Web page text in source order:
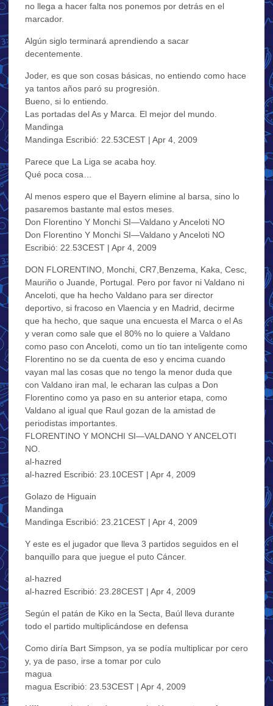
no llega a hacer falta nos ponemos por detrás en el
marcador.
Algún siglo terminará aprendiendo a sacar
decentemente.
Joder, es que son cosas básicas, no entiendo como hace
ya tantos años paró su progresión.
Bueno, si lo entiendo.
Las portadas del As y Marca. El mejor del mundo.
Mandinga
Mandinga Escribió: 22.53CEST | Apr 4, 2009
Parece que La Liga se acaba hoy.
Qué poca cosa…
Al menos espero que el Bayern elimine al barsa, sino lo
pasaremos bastante mal estos meses.
Don Florentino Y Monchi SI—Valdano y Anceloti NO
Don Florentino Y Monchi SI—Valdano y Anceloti NO
Escribió: 22.53CEST | Apr 4, 2009
DON FLORENTINO, Monchi, CR7,Benzema, Kaka, Cesc,
Mauriño o Juande, Portugal. Pero por favor ni Valdano ni
Anceloti, que ha hecho Valdano para ser director
deportivo, si fracoso en Vlaencia y en Madrid, decirme
que ha hecho, que saque una encuesta el Marca o el As
y veran como sale que el 80% no lo quiere a Valdano
como paso con Anceloti, como un tío tan inteligente como
Florentino no se da cuenta de eso y encima cuando
vayan mal las cosas que no tengo la menor duda que
con Valdano iran mal, le echaran las culpas a Don
Florentino como ya paso en su anterior etapa, como
Valdano al igual que Raul gozan de la amistad de
periodistas importantes.
FLORENTINO Y MONCHI SI—VALDANO Y ANCELOTI
NO.
al-hazred
al-hazred Escribió: 23.10CEST | Apr 4, 2009
Golazo de Higuain
Mandinga
Mandinga Escribió: 23.21CEST | Apr 4, 2009
Y este es el jugador que lleva 3 partidos seguidos en el
banquillo para que juegue el puto Cáncer.
al-hazred
al-hazred Escribió: 23.28CEST | Apr 4, 2009
Según el patán de Kiko en la Secta, Baúl lleva durante
todo el partido multiplicándose en defensa
Como diría Bart Simpson, ya se podía multiplicar por cero
y, ya de paso, irse a tomar por culo
magua
magua Escribió: 23.53CEST | Apr 4, 2009